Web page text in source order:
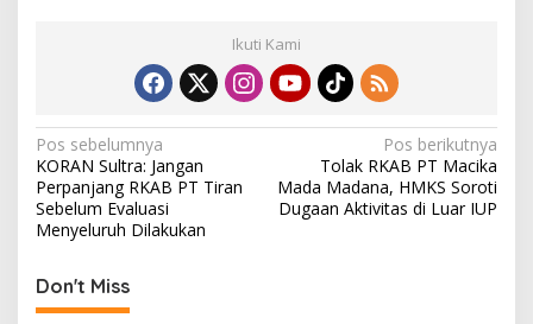
Ikuti Kami
N
a
v
g
Pos sebelumnya
KORAN Sultra: Jangan
Perpanjang RKAB PT Tiran
Sebelum Evaluasi
Menyeluruh Dilakukan
Pos berikutnya
Tolak RKAB PT Macika
Mada Madana, HMKS Soroti
Dugaan Aktivitas di Luar IUP
Don't Miss